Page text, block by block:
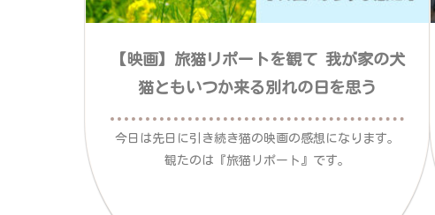
【映画】旅猫リポートを観て 我が家の犬
猫ともいつか来る別れの日を思う
今日は先日に引き続き猫の映画の感想になります。
観たのは『旅猫リポート』です。